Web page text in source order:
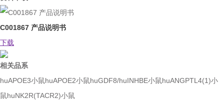
C001867 产品说明书
下载
相关品系
huAPOE3小鼠huAPOE2小鼠huGDF8/huINHBE小鼠huANGPTL4(1)小
鼠huNK2R(TACR2)小鼠